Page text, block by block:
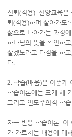
신뢰 (적용)- 신앙교육은
뢰 (적용)하며 살아가도
삶으로 나아가는 과정
하나님의 뜻을 확인하고
살겠노라고 다짐을 하고
다.
2. 학습(배움)은 어ᄄᅠᇂ
학습이론에는 크게 세
그리고 인도주의적 학
자극-반응 학습이론- 이
가 가르치는 내용에 대